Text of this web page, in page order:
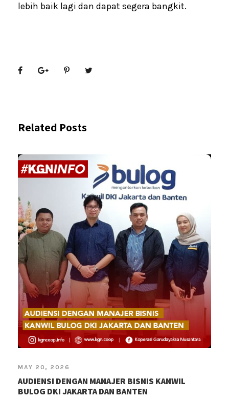
lebih baik lagi dan dapat segera bangkit.
Related Posts
MAY 20, 2026
AUDIENSI DENGAN MANAJER BISNIS KANWIL
BULOG DKI JAKARTA DAN BANTEN